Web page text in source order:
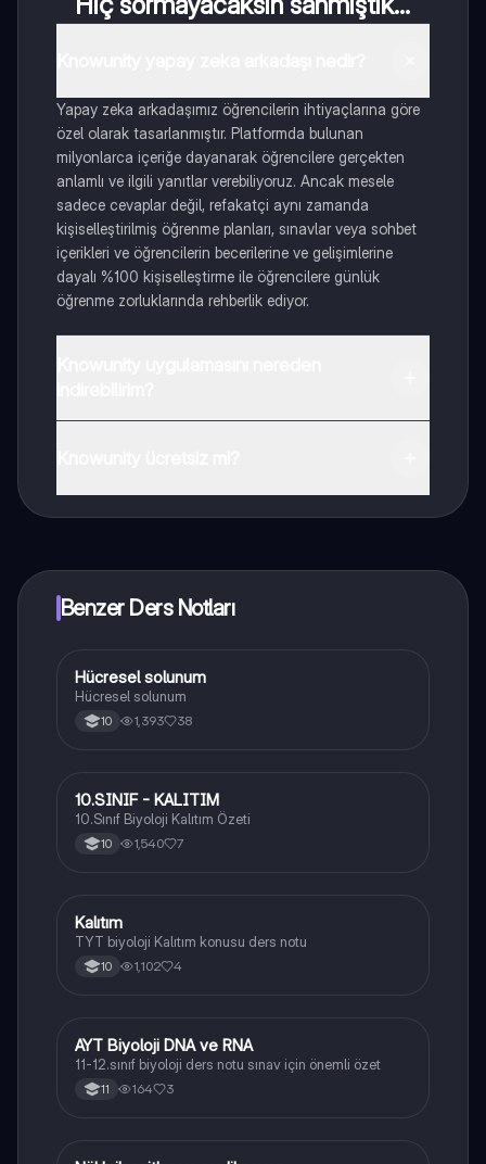
Yapay zeka arkadaşımız öğrencilerin ihtiyaçlarına göre
özel olarak tasarlanmıştır. Platformda bulunan
milyonlarca içeriğe dayanarak öğrencilere gerçekten
anlamlı ve ilgili yanıtlar verebiliyoruz. Ancak mesele
sadece cevaplar değil, refakatçi aynı zamanda
kişiselleştirilmiş öğrenme planları, sınavlar veya sohbet
içerikleri ve öğrencilerin becerilerine ve gelişimlerine
dayalı %100 kişiselleştirme ile öğrencilere günlük
öğrenme zorluklarında rehberlik ediyor.
Benzer Ders Notları
Biyoloji
Hücresel solunum
Hücresel solunum
10 1,393 38
Biyoloji
10.SINIF - KALITIM
10.Sınıf Biyoloji Kalıtım Özeti
10 1,540 7
Biyoloji
Kalıtım
TYT biyoloji Kalıtım konusu ders notu
10 1,102 4
Biyoloji
AYT Biyoloji DNA ve RNA
11-12.sınıf biyoloji ders notu sınav için önemli özet
11 164 3